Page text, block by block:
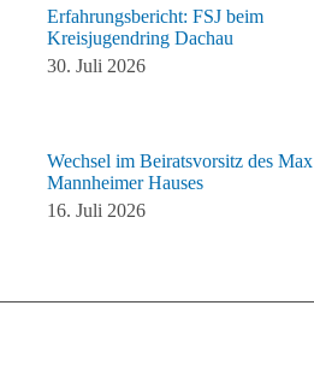
Erfahrungsbericht: FSJ beim
Kreisjugendring Dachau
30. Juli 2026
Wechsel im Beiratsvorsitz des Max
Mannheimer Hauses
16. Juli 2026